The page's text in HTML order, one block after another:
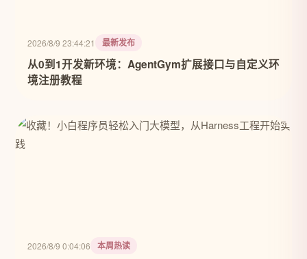
2026/8/9 23:44:21 最新发布
从0到1开发新环境：AgentGym扩展接口与自定义环
境注册教程
2026/8/9 0:04:06 本周热读